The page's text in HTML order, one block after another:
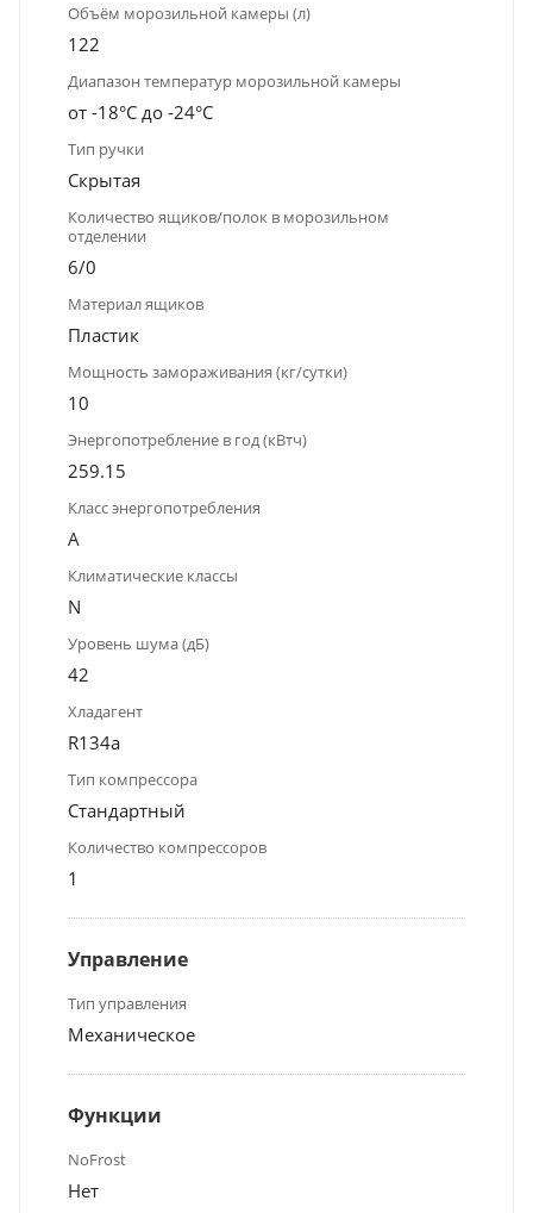
Объём морозильной камеры (л)
122
Диапазон температур морозильной камеры
от -18°C до -24°C
Тип ручки
Скрытая
Количество ящиков/полок в морозильном
отделении
6/0
Материал ящиков
Пластик
Мощность замораживания (кг/сутки)
10
Энергопотребление в год (кВтч)
259.15
Класс энергопотребления
A
Климатические классы
N
Уровень шума (дБ)
42
Хладагент
R134a
Тип компрессора
Стандартный
Количество компрессоров
1
Управление
Тип управления
Механическое
Функции
NoFrost
Нет